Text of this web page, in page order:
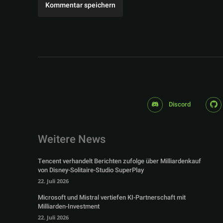
Discord
Weitere News
Tencent verhandelt Berichten zufolge über Milliardenkauf
von Disney-Solitaire-Studio SuperPlay
22. Juli 2026
Microsoft und Mistral vertiefen KI-Partnerschaft mit
Milliarden-Investment
22. Juli 2026